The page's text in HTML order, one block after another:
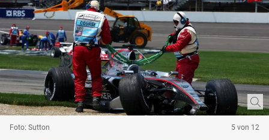
Foto: Sutton 5 von 12